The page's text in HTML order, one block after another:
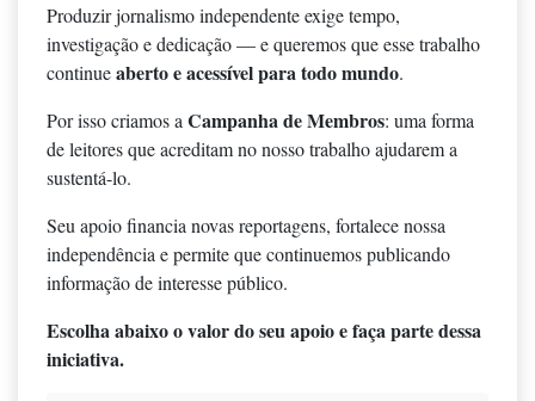
Produzir jornalismo independente exige tempo,
investigação e dedicação — e queremos que esse trabalho
continueaberto e acessível para todo mundo.
Por isso criamos a Campanha de Membros: uma forma
de leitores que acreditam no nosso trabalho ajudarem a
sustentá-lo.
Seu apoio financia novas reportagens, fortalece nossa
independência e permite que continuemos publicando
informação de interesse público.
Escolha abaixo o valor do seu apoio e faça parte dessa
iniciativa.